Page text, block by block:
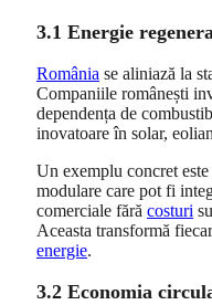
3.1 Energie
România se aliniază la
Companiile românești
dependența de
inovatoare în solar,
Un exemplu concret
modulare care pot fi
comerciale fără costuri
Aceasta transformă
energie.
3.2 Economia